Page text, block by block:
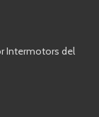
Intermotors del